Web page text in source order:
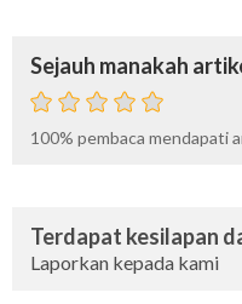
Sejauh manakah
100% pembaca mendapati
Terdapat kesilapan
Laporkan kepada kami